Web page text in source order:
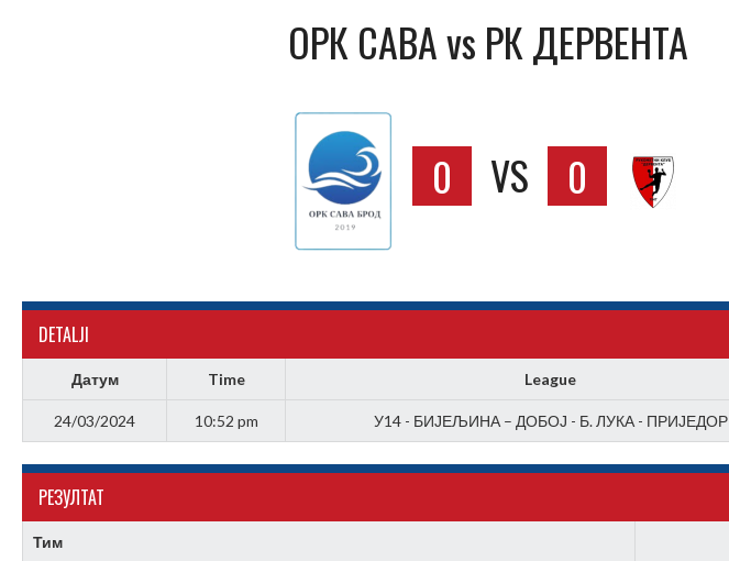
ОРК САВА vs РК ДЕРВЕНТА
0 VS 0
DETALJI
Датум Time League
24/03/2024 10:52 pm У14 - БИЈЕЉИНА – ДОБОЈ - Б. ЛУКА - ПРИЈЕДОР
РЕЗУЛТАТ
Тим